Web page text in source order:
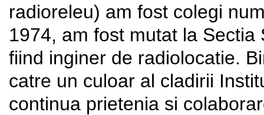
radioreleu) am fost colegi
1974, am fost mutat la
fiind inginer de radiolocatie.
catre un culoar al cladirii
continua prietenia si